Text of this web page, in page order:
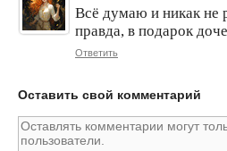
Всё думаю и никак не
правда, в подарок
Ответить
Оставить свой комментарий